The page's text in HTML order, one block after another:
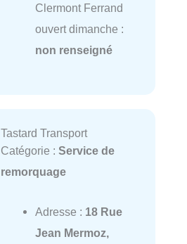
Clermont Ferrand
ouvert dimanche :
non renseigné
Tastard Transport
Catégorie : Service de
remorquage
Adresse : 18 Rue
Jean Mermoz,